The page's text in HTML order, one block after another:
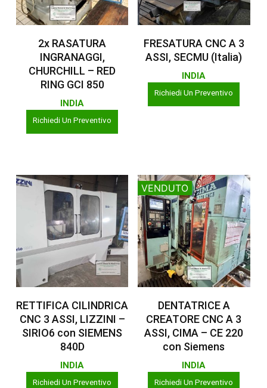
Leggi Tutto
2x RASATURA
INGRANAGGI,
CHURCHILL – RED
RING GCI 850
INDIA
Richiedi Un Preventivo
Leggi Tutto
FRESATURA CNC A 3
ASSI, SECMU (Italia)
INDIA
Richiedi Un Preventivo
Leggi Tutto
RETTIFICA CILINDRICA
CNC 3 ASSI, LIZZINI –
SIRIO6 con SIEMENS
840D
INDIA
Richiedi Un Preventivo
VENDUTO
Leggi Tutto
DENTATRICE A
CREATORE CNC A 3
ASSI, CIMA – CE 220
con Siemens
INDIA
Richiedi Un Preventivo